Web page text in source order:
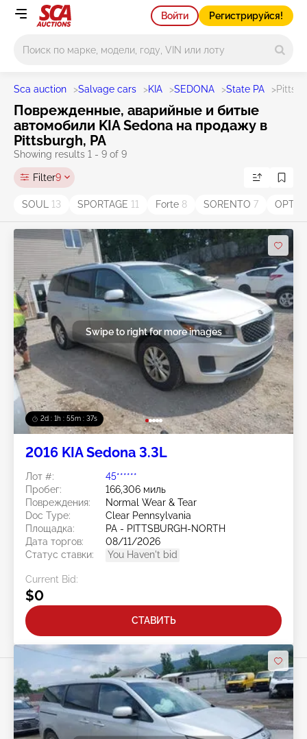
Войти Регистрируйся!
Sca auction >Salvage cars >KIA >SEDONA >State PA >
Поврежденные, аварийные и битые
автомобили KIA Sedona на продажу в
Pittsburgh, PA
Showing results 1 - 9 of 9
Filter9
SOUL 13 SPORTAGE 11 Forte 8 SORENTO 7
2d : 1h : 55m : 36s
Swipe to right for more images
2016 KIA Sedona 3.3L
Лот #:
45******
Пробег:
166,306 миль
Повреждения:
Normal Wear & Tear
Doc Type:
Clear Pennsylvania
Площадка:
PA - PITTSBURGH-NORTH
Дата торгов:
08/11/2026
Статус ставки:
You Haven't bid
Current Bid:
$0
СТАВИТЬ